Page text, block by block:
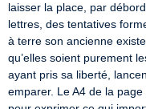
laisser la place, par
lettres, des tentatives
à terre son ancienne
qu’elles soient purement
ayant pris sa liberté,
emparer. Le A4 de la